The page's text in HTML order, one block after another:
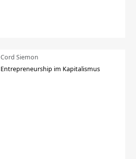
Cord Siemon
Entrepreneurship im Kapitalismus